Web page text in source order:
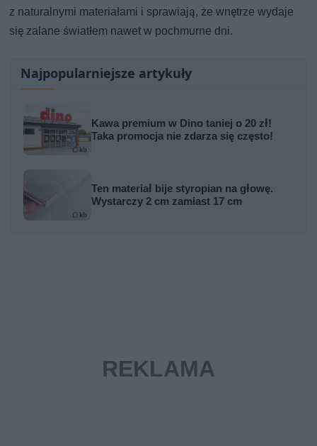
z naturalnymi materiałami i sprawiają, że wnętrze wydaje
się zalane światłem nawet w pochmurne dni.
Najpopularniejsze artykuły
Kawa premium w Dino taniej o 20 zł!
Taka promocja nie zdarza się często!
Ten materiał bije styropian na głowę.
Wystarczy 2 cm zamiast 17 cm